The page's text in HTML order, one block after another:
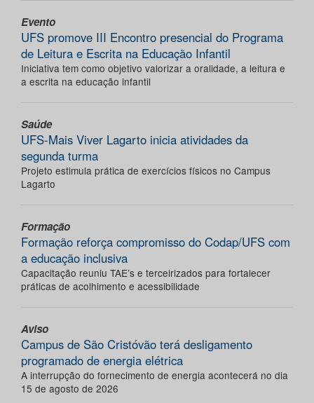
Evento
UFS promove III Encontro presencial do Programa
de Leitura e Escrita na Educação Infantil
Iniciativa tem como objetivo valorizar a oralidade, a leitura e
a escrita na educação infantil
Saúde
UFS-Mais Viver Lagarto inicia atividades da
segunda turma
Projeto estimula prática de exercícios físicos no Campus
Lagarto
Formação
Formação reforça compromisso do Codap/UFS com
a educação inclusiva
Capacitação reuniu TAE’s e terceirizados para fortalecer
práticas de acolhimento e acessibilidade
Aviso
Campus de São Cristóvão terá desligamento
programado de energia elétrica
A interrupção do fornecimento de energia acontecerá no dia
15 de agosto de 2026